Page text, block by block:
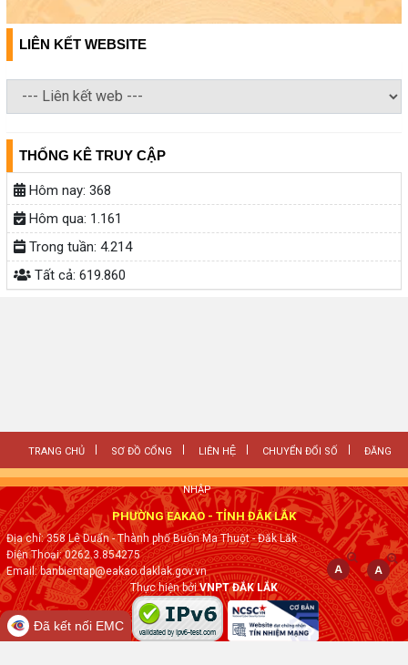
LIÊN KẾT WEBSITE
THỐNG KÊ TRUY CẬP
Hôm nay: 368
Hôm qua: 1.161
Trong tuần: 4.214
Tất cả: 619.860
TRANG CHỦ SƠ ĐỒ CỔNG LIÊN HỆ CHUYỂN ĐỔI SỐ ĐĂNG
NHẬP
PHƯỜNG EAKAO - TỈNH ĐẮK LẮK
Địa chỉ: 358 Lê Duẩn - Thành phố Buôn Ma Thuột - Đăk Lăk
Điện Thoại: 0262.3.854275
Email: banbientap@eakao.daklak.gov.vn
Thực hiện bởiVNPT ĐẮK LẮK
Đã kết nối EMC